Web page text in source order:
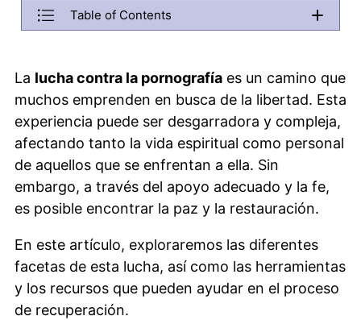
Back
Table of Contents
¿Qué es la lucha secreta con la pornografía?
¿Cómo buscar ayuda para la adicción a la
pornografía?
¿Cuáles son los consejos para acompañar a alguien
que lucha contra la pornografía?
¿Cómo compartir nuestras luchas sin juzgar?
¿Qué importancia tiene la oración en la recuperación
de la pornografía?
¿Cómo encontrar libertad a través de la fe en
Jesucristo?
La lucha contra la pornografía es un camino que
muchos emprenden en busca de la libertad. Esta
experiencia puede ser desgarradora y compleja,
afectando tanto la vida espiritual como personal
de aquellos que se enfrentan a ella. Sin
embargo, a través del apoyo adecuado y la fe,
es posible encontrar la paz y la restauración.
En este artículo, exploraremos las diferentes
facetas de esta lucha, así como las herramientas
y los recursos que pueden ayudar en el proceso
de recuperación.